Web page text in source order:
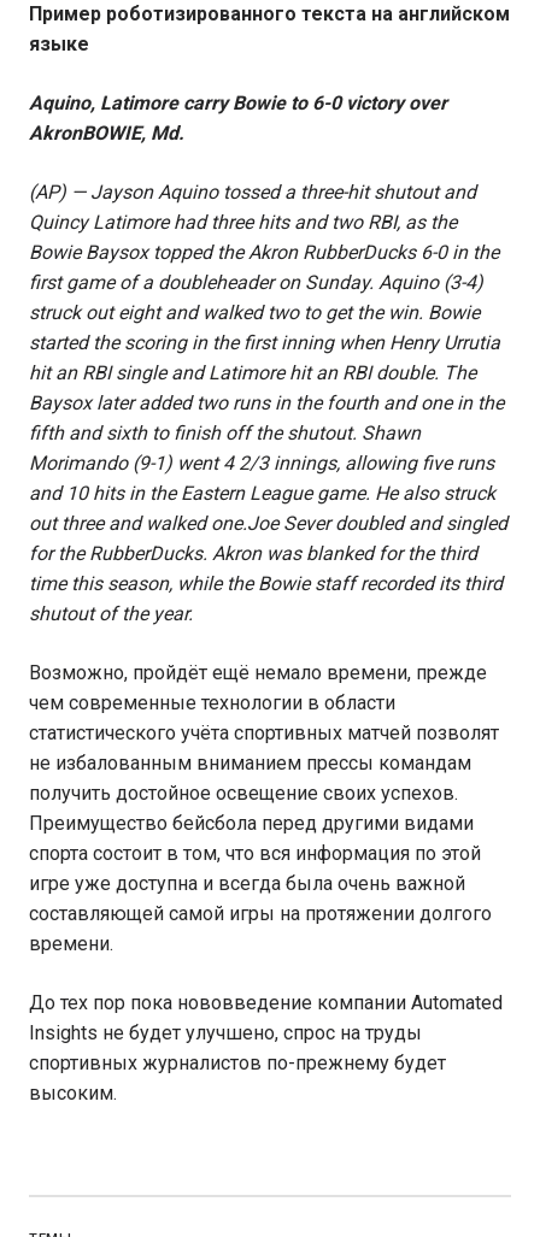
Пример роботизированного текста на английском
языке
Aquino, Latimore carry Bowie to 6-0 victory over
AkronBOWIE, Md.
(AP) — Jayson Aquino tossed a three-hit shutout and
Quincy Latimore had three hits and two RBI, as the
Bowie Baysox topped the Akron RubberDucks 6-0 in the
first game of a doubleheader on Sunday. Aquino (3-4)
struck out eight and walked two to get the win. Bowie
started the scoring in the first inning when Henry Urrutia
hit an RBI single and Latimore hit an RBI double. The
Baysox later added two runs in the fourth and one in the
fifth and sixth to finish off the shutout. Shawn
Morimando (9-1) went 4 2/3 innings, allowing five runs
and 10 hits in the Eastern League game. He also struck
out three and walked one.Joe Sever doubled and singled
for the RubberDucks. Akron was blanked for the third
time this season, while the Bowie staff recorded its third
shutout of the year.
Возможно, пройдёт ещё немало времени, прежде
чем современные технологии в области
статистического учёта спортивных матчей позволят
не избалованным вниманием прессы командам
получить достойное освещение своих успехов.
Преимущество бейсбола перед другими видами
спорта состоит в том, что вся информация по этой
игре уже доступна и всегда была очень важной
составляющей самой игры на протяжении долгого
времени.
До тех пор пока нововведение компании Automated
Insights не будет улучшено, спрос на труды
спортивных журналистов по-прежнему будет
высоким.